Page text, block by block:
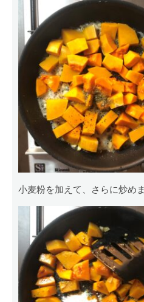
小麦粉を加えて、さらに炒めま